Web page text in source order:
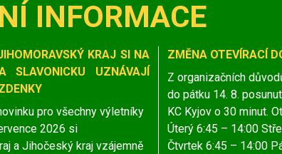
INFORMACE
KRAJ SI NA
SLAVONICKU UZNÁVAJÍ
pro všechny výletníky
2026 si
a Jihočeský kraj vzájemně
ZMĚNA OTEVÍRACÍ
Z organizačních
do pátku 14. 8.
KC Kyjov o 30 minut.
Úterý 6:45 – 14:00
Čtvrtek 6:45 – 14:00